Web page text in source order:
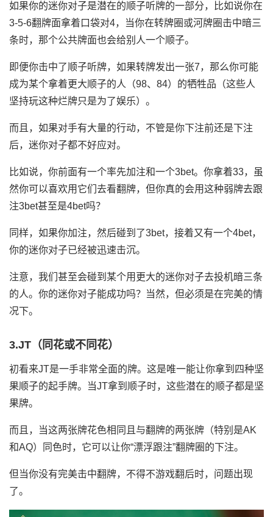
如果你的迷你对子是潜在的顺子听牌的一部分，比如说你在
3-5-6翻牌面拿着口袋对4，当你在转牌圈或河牌圈击中暗三
条时，那个公共牌面也会给别人一个顺子。
即便你击中了顺子听牌，如果转牌发出一张7，那么你可能
成为某个拿着更大顺子的人（98、84）的牺牲品（这些人
坚持玩这种烂牌只是为了娱乐）。
而且，如果对手有大量的行动，不管是你下注前还是下注
后，迷你对子都不好应对。
比如说，你前面有一个率先加注和一个3bet。你拿着33，虽
然你可以喜欢用它们去看翻牌，但你真的会用这种弱牌去跟
注3bet甚至是4bet吗？
同样，如果你加注，然后碰到了3bet，接着又有一个4bet，
你的迷你对子已经被迅速击沉。
注意，我们甚至会碰到某个用更大的迷你对子去投机暗三条
的人。你的迷你对子能成功吗？当然，但必须是在完美的情
况下。
3.JT（同花或不同花）
初看来JT是一手非常全面的牌。这是唯一能让你拿到四种坚
果顺子的起手牌。当JT拿到顺子时，这些潜在的顺子都是坚
果牌。
而且，当这两张牌花色相同且与翻牌的两张牌（特别是AK
和AQ）同色时，它可以让你“漂浮跟注”翻牌圈的下注。
但当你没有完美击中翻牌，不得不游戏翻后时，问题出现
了。